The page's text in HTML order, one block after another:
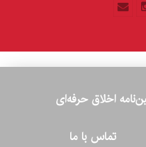
اخلاق حرفه‌ای
تماس با ما